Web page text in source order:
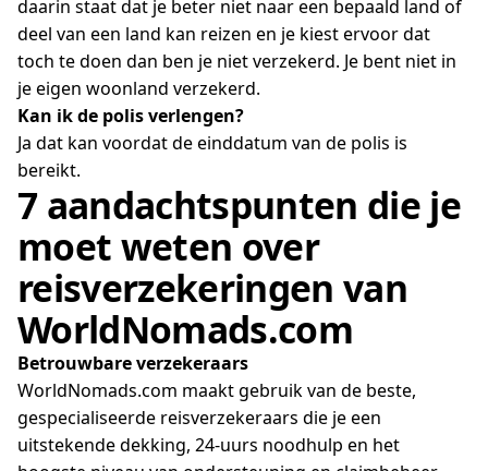
daarin staat dat je beter niet naar een bepaald land of
deel van een land kan reizen en je kiest ervoor dat
toch te doen dan ben je niet verzekerd. Je bent niet in
je eigen woonland verzekerd.
Kan ik de polis verlengen?
Ja dat kan voordat de einddatum van de polis is
bereikt.
7 aandachtspunten die je
moet weten over
reisverzekeringen van
WorldNomads.com
Betrouwbare verzekeraars
WorldNomads.com maakt gebruik van de beste,
gespecialiseerde reisverzekeraars die je een
uitstekende dekking, 24-uurs noodhulp en het